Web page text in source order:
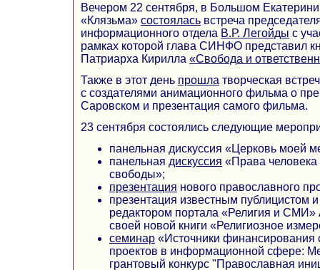
Вечером 22 сентября, в Большом
«Клязьма» состоялась встреча
информационного отдела В.Р. Легойды с
рамках которой глава СИНФО представил
Патриарха Кирилла «Свобода и
Также в этот день прошла творческая
с создателями анимационного фильма о
Саровском и презентация самого фильма.
23 сентября состоялись следующие
панельная дискуссия «Церковь моей
панельная дискуссия «Права
свободы»;
презентация нового православного
презентация известным публицистом
редактором портала «Религия и
своей новой книги «Религиозное
семинар «Источники финансирования
проектов в информационной сфере:
грантовый конкурс "Православная